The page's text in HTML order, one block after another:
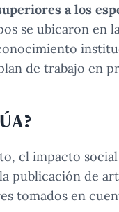
a los
se ubicaron
de trabajo en
el impacto
publicación de
tomados en